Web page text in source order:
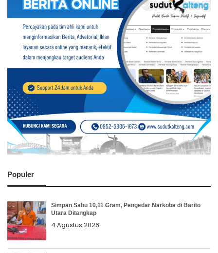
Populer
Simpan Sabu 10,11 Gram, Pengedar Narkoba di Barito
Utara Ditangkap
4 Agustus 2026